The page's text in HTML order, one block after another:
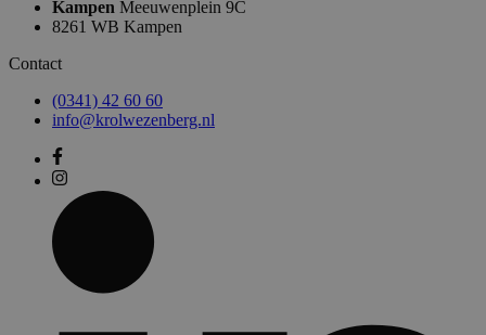
Kampen Meeuwenplein 9C
8261 WB Kampen
Contact
(0341) 42 60 60
info@krolwezenberg.nl